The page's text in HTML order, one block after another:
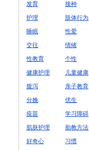
发育
接种
护理
肢体行为
睡眠
性爱
交往
情绪
性教育
个性
健康护理
儿童健康
腹泻
亲子教育
分娩
优生
疫苗
学习障碍
肌肤护理
胎教方法
好奇心
习惯